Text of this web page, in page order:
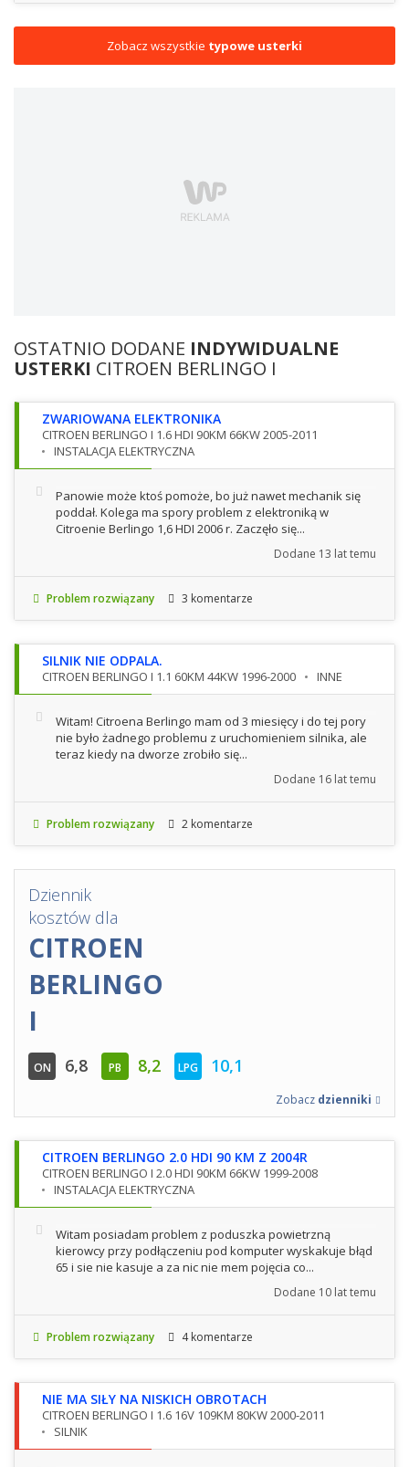
Zobacz wszystkie typowe usterki
OSTATNIO DODANE INDYWIDUALNE
USTERKI CITROEN BERLINGO I
ZWARIOWANA ELEKTRONIKA
CITROEN BERLINGO I 1.6 HDI 90KM 66KW 2005-2011
INSTALACJA ELEKTRYCZNA
Panowie może ktoś pomoże, bo już nawet mechanik się
poddał. Kolega ma spory problem z elektroniką w
Citroenie Berlingo 1,6 HDI 2006 r. Zaczęło się...
Dodane 13 lat temu
Problem rozwiązany 3 komentarze
SILNIK NIE ODPALA.
CITROEN BERLINGO I 1.1 60KM 44KW 1996-2000 INNE
Witam! Citroena Berlingo mam od 3 miesięcy i do tej pory
nie było żadnego problemu z uruchomieniem silnika, ale
teraz kiedy na dworze zrobiło się...
Dodane 16 lat temu
Problem rozwiązany 2 komentarze
Dziennik
kosztów dla
CITROEN
BERLINGO
I
ON 6,8 PB 8,2 LPG 10,1
Zobacz dzienniki
CITROEN BERLINGO 2.0 HDI 90 KM Z 2004R
CITROEN BERLINGO I 2.0 HDI 90KM 66KW 1999-2008
INSTALACJA ELEKTRYCZNA
Witam posiadam problem z poduszka powietrzną
kierowcy przy podłączeniu pod komputer wyskakuje błąd
65 i sie nie kasuje a za nic nie mem pojęcia co...
Dodane 10 lat temu
Problem rozwiązany 4 komentarze
NIE MA SIŁY NA NISKICH OBROTACH
CITROEN BERLINGO I 1.6 16V 109KM 80KW 2000-2011
SILNIK